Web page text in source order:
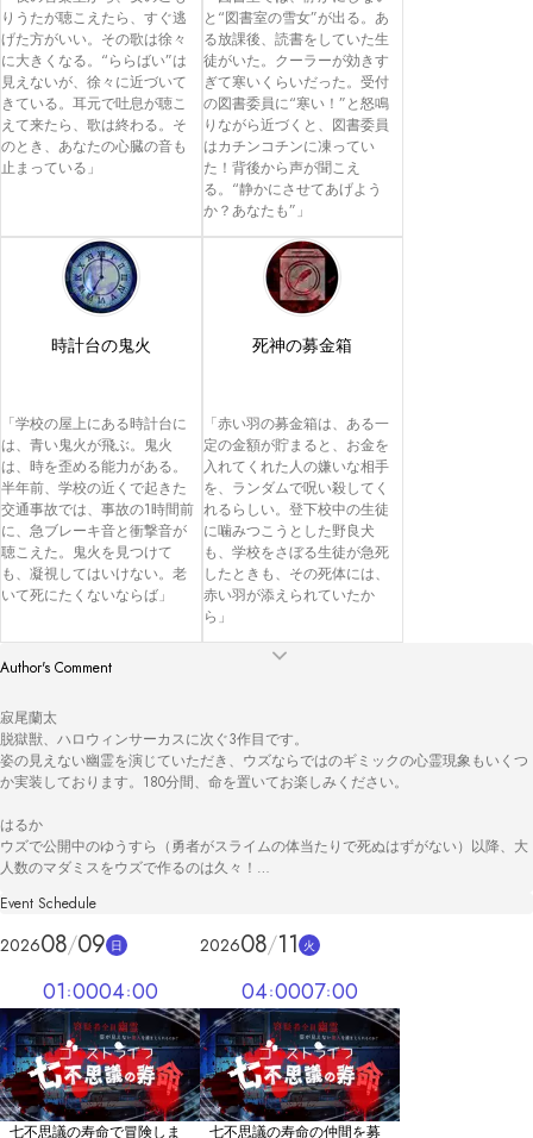
りうたが聴こえたら、すぐ逃
げた方がいい。その歌は徐々
に大きくなる。“ららばい”は
見えないが、徐々に近づいて
きている。耳元で吐息が聴こ
えて来たら、歌は終わる。そ
のとき、あなたの心臓の音も
止まっている」
と“図書室の雪女”が出る。あ
る放課後、読書をしていた生
徒がいた。クーラーが効きす
ぎて寒いくらいだった。受付
の図書委員に“寒い！”と怒鳴
りながら近づくと、図書委員
はカチンコチンに凍ってい
た！背後から声が聞こえ
る。“静かにさせてあげよう
か？あなたも”」
時計台の鬼火
「学校の屋上にある時計台に
は、青い鬼火が飛ぶ。鬼火
は、時を歪める能力がある。
半年前、学校の近くで起きた
交通事故では、事故の1時間前
に、急ブレーキ音と衝撃音が
聴こえた。鬼火を見つけて
も、凝視してはいけない。老
いて死にたくないならば」
死神の募金箱
「赤い羽の募金箱は、ある一
定の金額が貯まると、お金を
入れてくれた人の嫌いな相手
を、ランダムで呪い殺してく
れるらしい。登下校中の生徒
に噛みつこうとした野良犬
も、学校をさぼる生徒が急死
したときも、その死体には、
赤い羽が添えられていたか
ら」
Author's Comment
寂尾蘭太
脱獄獣、ハロウィンサーカスに次ぐ3作目です。
姿の見えない幽霊を演じていただき、ウズならではのギミックの心霊現象もいくつ
か実装しております。180分間、命を置いてお楽しみください。
はるか
ウズで公開中のゆうすら（勇者がスライムの体当たりで死ぬはずがない）以降、大
人数のマダミスをウズで作るのは久々！
今のウズだからこそ楽しめる作品になりました。
ぜひ、遊んでくださると嬉しいです！
Event Schedule
202608 09 日
01 0004 00
七不思議の寿命で冒険しま
202608 11 火
04 0007 00
七不思議の寿命の仲間を募